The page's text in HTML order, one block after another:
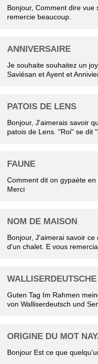
Bonjour, Comment dire
remercie beaucoup.
ANNIVERSAIRE
Je souhaite souhaitez un
Saviésan et Ayent et
PATOIS DE LENS
Bonjour, J'aimerais savoir
patois de Lens. "Roi" se dit
FAUNE
Comment dit on gypaète
Merci
NOM DE MAISON
Bonjour, J'aimerai savoir
d'un chalet. E vous
Guten Tag Im Rahmen
von Walliserdeutsch und
ORIGINE DU MOT
Bonjour Est ce que